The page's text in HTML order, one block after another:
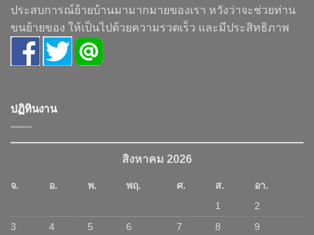
ประสบการณ์ย้ายบ้านมามากมายของเรา หวังว่าจะช่วยท่าน
ขนย้ายของ ให้เป็นไปด้วยความรวดเร็ว และมีประสิทธิภาพ
ปฏิทินงาน
สิงหาคม 2026
จ. อ. พ. พฤ. ศ. ส.
อา.
1
2
3
4 5 6 7 8
9